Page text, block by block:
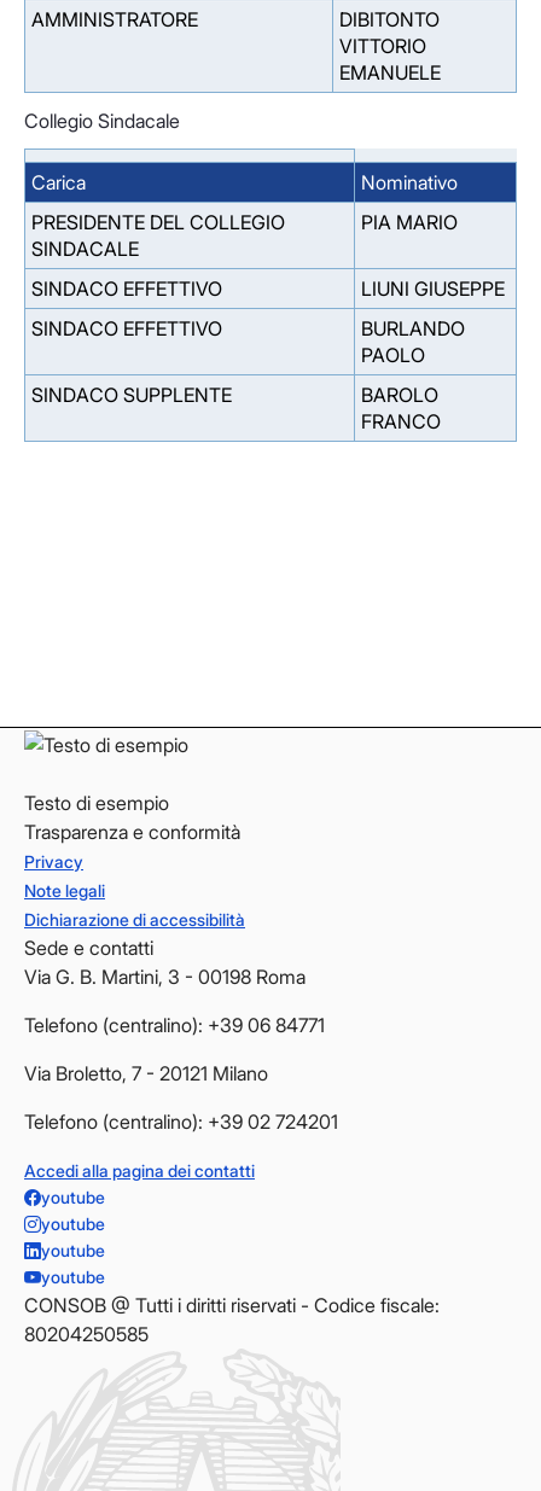
AMMINISTRATORE
DIBITONTO
VITTORIO
EMANUELE
Collegio Sindacale
Carica
Nominativo
PRESIDENTE DEL COLLEGIO
SINDACALE
PIA MARIO
SINDACO EFFETTIVO
LIUNI GIUSEPPE
SINDACO EFFETTIVO
BURLANDO
PAOLO
SINDACO SUPPLENTE
BAROLO
FRANCO
Testo di esempio
Trasparenza e conformità
Privacy
Note legali
Dichiarazione di accessibilità
Sede e contatti
Via G. B. Martini, 3 - 00198 Roma
Telefono (centralino): +39 06 84771
Via Broletto, 7 - 20121 Milano
Telefono (centralino): +39 02 724201
Accedi alla pagina dei contatti
youtube
youtube
youtube
youtube
CONSOB @ Tutti i diritti riservati - Codice fiscale:
80204250585